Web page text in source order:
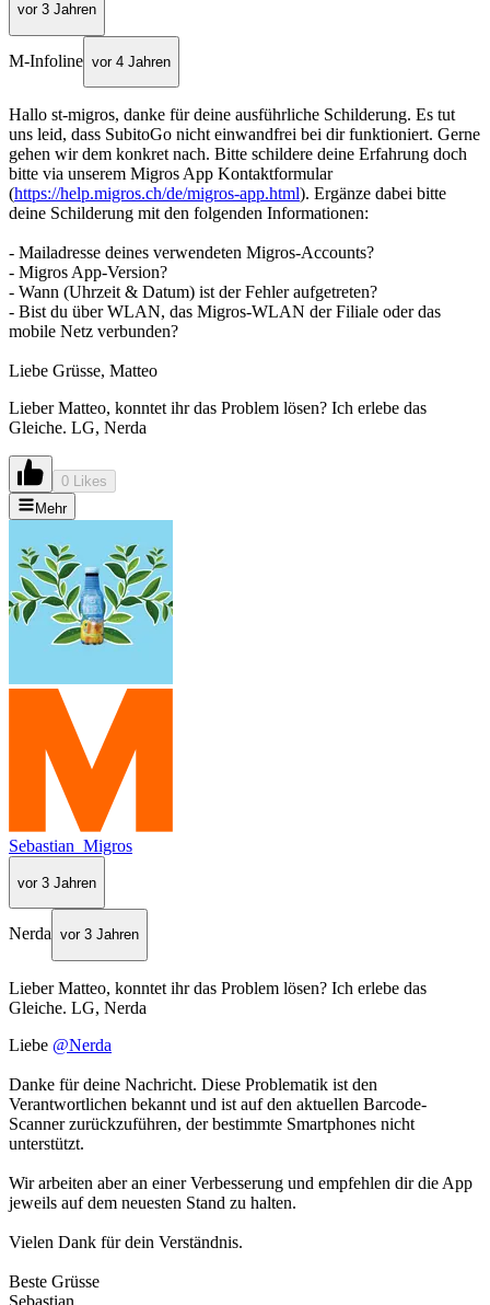
vor 3 Jahren
M-Infoline vor 4 Jahren
Hallo st-migros, danke für deine ausführliche Schilderung. Es tut
uns leid, dass SubitoGo nicht einwandfrei bei dir funktioniert. Gerne
gehen wir dem konkret nach. Bitte schildere deine Erfahrung doch
bitte via unserem Migros App Kontaktformular
(https://help.migros.ch/de/migros-app.html). Ergänze dabei bitte
deine Schilderung mit den folgenden Informationen:
- Mailadresse deines verwendeten Migros-Accounts?
- Migros App-Version?
- Wann (Uhrzeit & Datum) ist der Fehler aufgetreten?
- Bist du über WLAN, das Migros-WLAN der Filiale oder das
mobile Netz verbunden?
Liebe Grüsse, Matteo
Lieber Matteo, konntet ihr das Problem lösen? Ich erlebe das
Gleiche. LG, Nerda
0 Likes
Mehr
Sebastian_Migros
vor 3 Jahren
Nerda vor 3 Jahren
Lieber Matteo, konntet ihr das Problem lösen? Ich erlebe das
Gleiche. LG, Nerda
Liebe @Nerda
Danke für deine Nachricht. Diese Problematik ist den
Verantwortlichen bekannt und ist auf den aktuellen Barcode-
Scanner zurückzuführen, der bestimmte Smartphones nicht
unterstützt.
Wir arbeiten aber an einer Verbesserung und empfehlen dir die App
jeweils auf dem neuesten Stand zu halten.
Vielen Dank für dein Verständnis.
Beste Grüsse
Sebastian